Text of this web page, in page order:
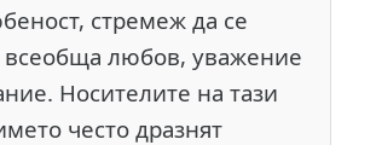
стремеж да се
любов, уважение
Носителите на тази
често дразнят